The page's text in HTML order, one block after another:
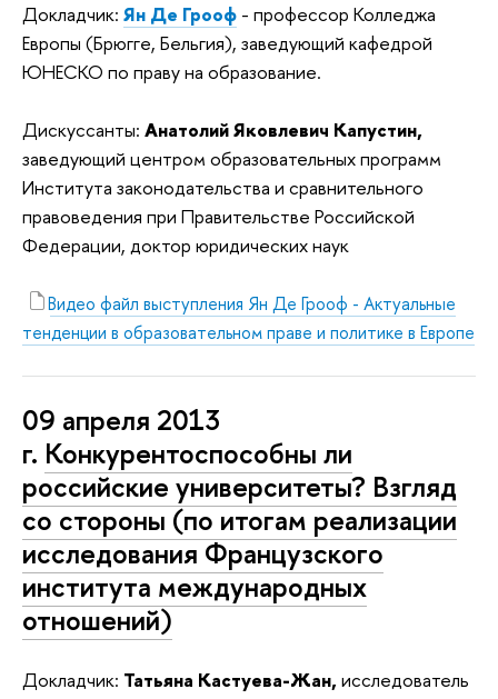
Докладчик: Ян Де Грооф - профессор Колледжа
Европы (Брюгге, Бельгия), заведующий кафедрой
ЮНЕСКО по праву на образование.
Дискуссанты: Анатолий Яковлевич Капустин,
заведующий центром образовательных программ
Института законодательства и сравнительного
правоведения при Правительстве Российской
Федерации, доктор юридических наук
Видео файл выступления Ян Де Грооф - Актуальные
тенденции в образовательном праве и политике в Европе
09 апреля 2013
г. Конкурентоспособны ли
российские университеты? Взгляд
со стороны (по итогам реализации
исследования Французского
института международных
отношений)
Докладчик: Татьяна Кастуева-Жан,исследователь